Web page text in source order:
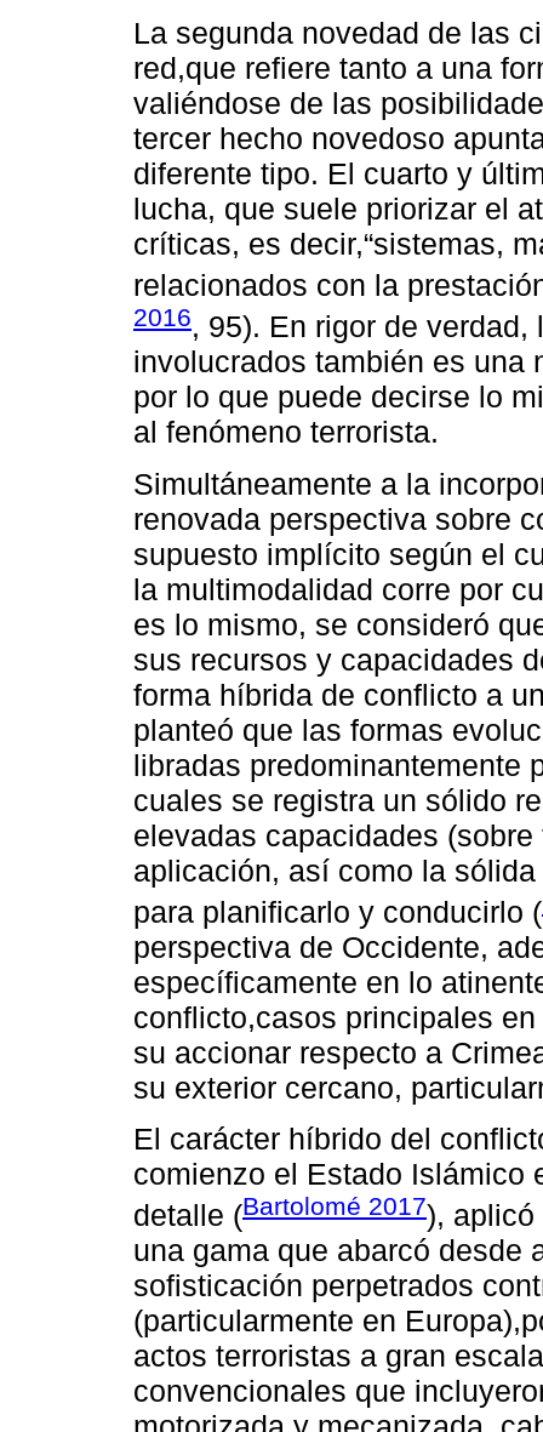
La segunda novedad de las
red,que refiere tanto a una
valiéndose de las
tercer hecho novedoso
diferente tipo. El cuarto y
lucha, que suele priorizar el
críticas, es decir,“sistemas,
relacionados con la
2016, 95). En rigor de
involucrados también es una
por lo que puede decirse lo
al fenómeno terrorista.
Simultáneamente a la
renovada perspectiva sobre
supuesto implícito según el
la multimodalidad corre por
es lo mismo, se consideró
sus recursos y capacidades
forma híbrida de conflicto a
planteó que las formas
libradas predominantemente
cuales se registra un sólido
elevadas capacidades
aplicación, así como la
para planificarlo y conducirlo (
perspectiva de Occidente,
específicamente en lo
conflicto,casos principales
su accionar respecto a
su exterior cercano,
El carácter híbrido del
comienzo el Estado Islámico
detalle (Bartolomé 2017), aplicó
una gama que abarcó desde
sofisticación perpetrados
(particularmente en
actos terroristas a gran
convencionales que